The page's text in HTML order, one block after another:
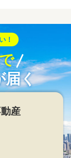
！
届く
産